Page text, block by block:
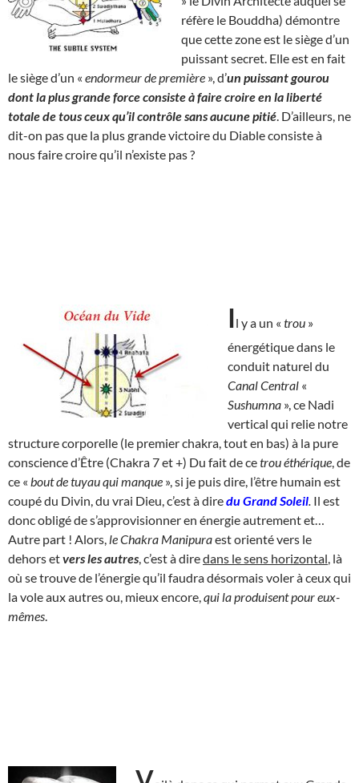
réfère le Bouddha) démontre
que cette zone est le siège d’un
puissant secret. Elle est en fait
le siège d’un « endormeur de première », d’un puissant gourou
dont la plus grande force consiste à faire croire en la liberté
totale de tous ceux qu’il contrôle sans aucune pitié . D’ailleurs, ne
dit-on pas que la plus grande victoire du Diable consiste à
nous faire croire qu’il n’existe pas ?
Il y a un « trou »
énergétique dans le
conduit naturel du
Canal Central «
Sushumna », ce Nadi
vertical qui relie notre
structure corporelle (le premier chakra, tout en bas) à la pure
conscience d’Être (Chakra 7 et +) Du fait de cetrou éthérique , de
ce « bout de tuyau qui manque », si je puis dire, l’être humain est
coupé du Divin, du vrai Dieu, c’est à direduGrand Soleil Il est
donc obligé de s’approvisionner en énergie autrement et…
Autre part ! Alors, le Chakra Manipuraest orienté vers le
dehors etvers les autres , c’est à diredans le sens horizontal , là
où se trouve de l’énergie qu’il faudra désormais voler à ceux qui
la vole aux autres ou, mieux encore, qui la produisent pour eux-
mêmes